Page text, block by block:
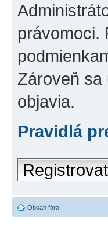
právomoci.
Zároveň sa
objavia.
Pravidlá
Obsah fóra